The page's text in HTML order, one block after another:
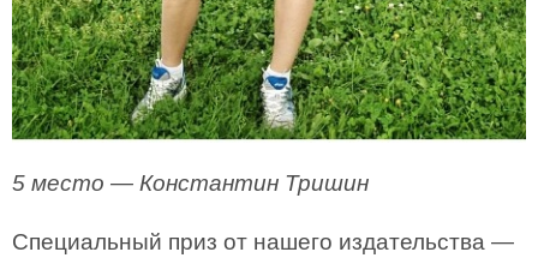
5 место — Константин Тришин
Специальный приз от нашего издательства —